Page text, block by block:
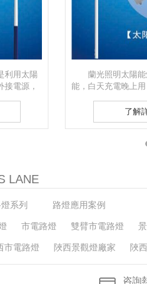
利用太陽
電源，
蘭光照明太陽
能，白天充電晚上
能、高效等無可比
了解
LANE
系列 路燈應用案例
市電路燈 雙臂市電路燈
市電路燈 陜西景觀燈廠家 陜
咨詢